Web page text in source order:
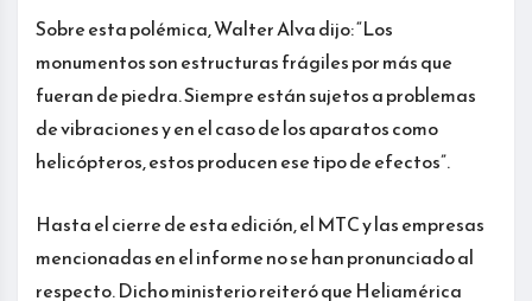
Sobre esta polémica, Walter Alva dijo: “Los
monumentos son estructuras frágiles por más que
fueran de piedra. Siempre están sujetos a problemas
de vibraciones y en el caso de los aparatos como
helicópteros, estos producen ese tipo de efectos”.
Hasta el cierre de esta edición, el MTC y las empresas
mencionadas en el informe no se han pronunciado al
respecto. Dicho ministerio reiteró que Heliamérica